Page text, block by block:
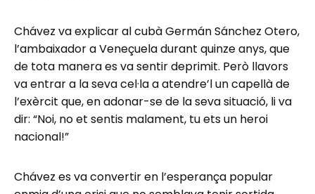
Chávez va explicar al cubà Germán Sánchez Otero,
l’ambaixador a Veneçuela durant quinze anys, que
de tota manera es va sentir deprimit. Però llavors
va entrar a la seva cel·la a atendre’l un capellà de
l’exèrcit que, en adonar-se de la seva situació, li va
dir: “Noi, no et sentis malament, tu ets un heroi
nacional!”
Chávez es va convertir en l’esperança popular